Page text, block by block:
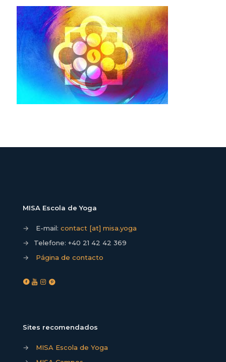
MISA Escola de Yoga
→ E-mail: contact [at] misa.yoga
→
Telefone: +40 21 42 42 369
→
Página de contacto
Sites recomendados
→
MISA Escola de Yoga